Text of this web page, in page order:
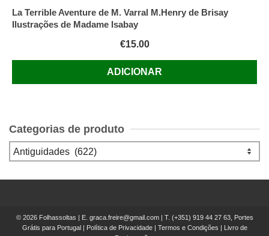
La Terrible Aventure de M. Varral M.Henry de Brisay
Ilustrações de Madame Isabay
€15.00
ADICIONAR
Categorias de produto
© 2026 Folhassoltas | E. graca.freire@gmail.com| T. (+351) 919 44 27 63, Portes
Grátis para Portugal | Política de Privacidade| Termos e Condições | Livro de